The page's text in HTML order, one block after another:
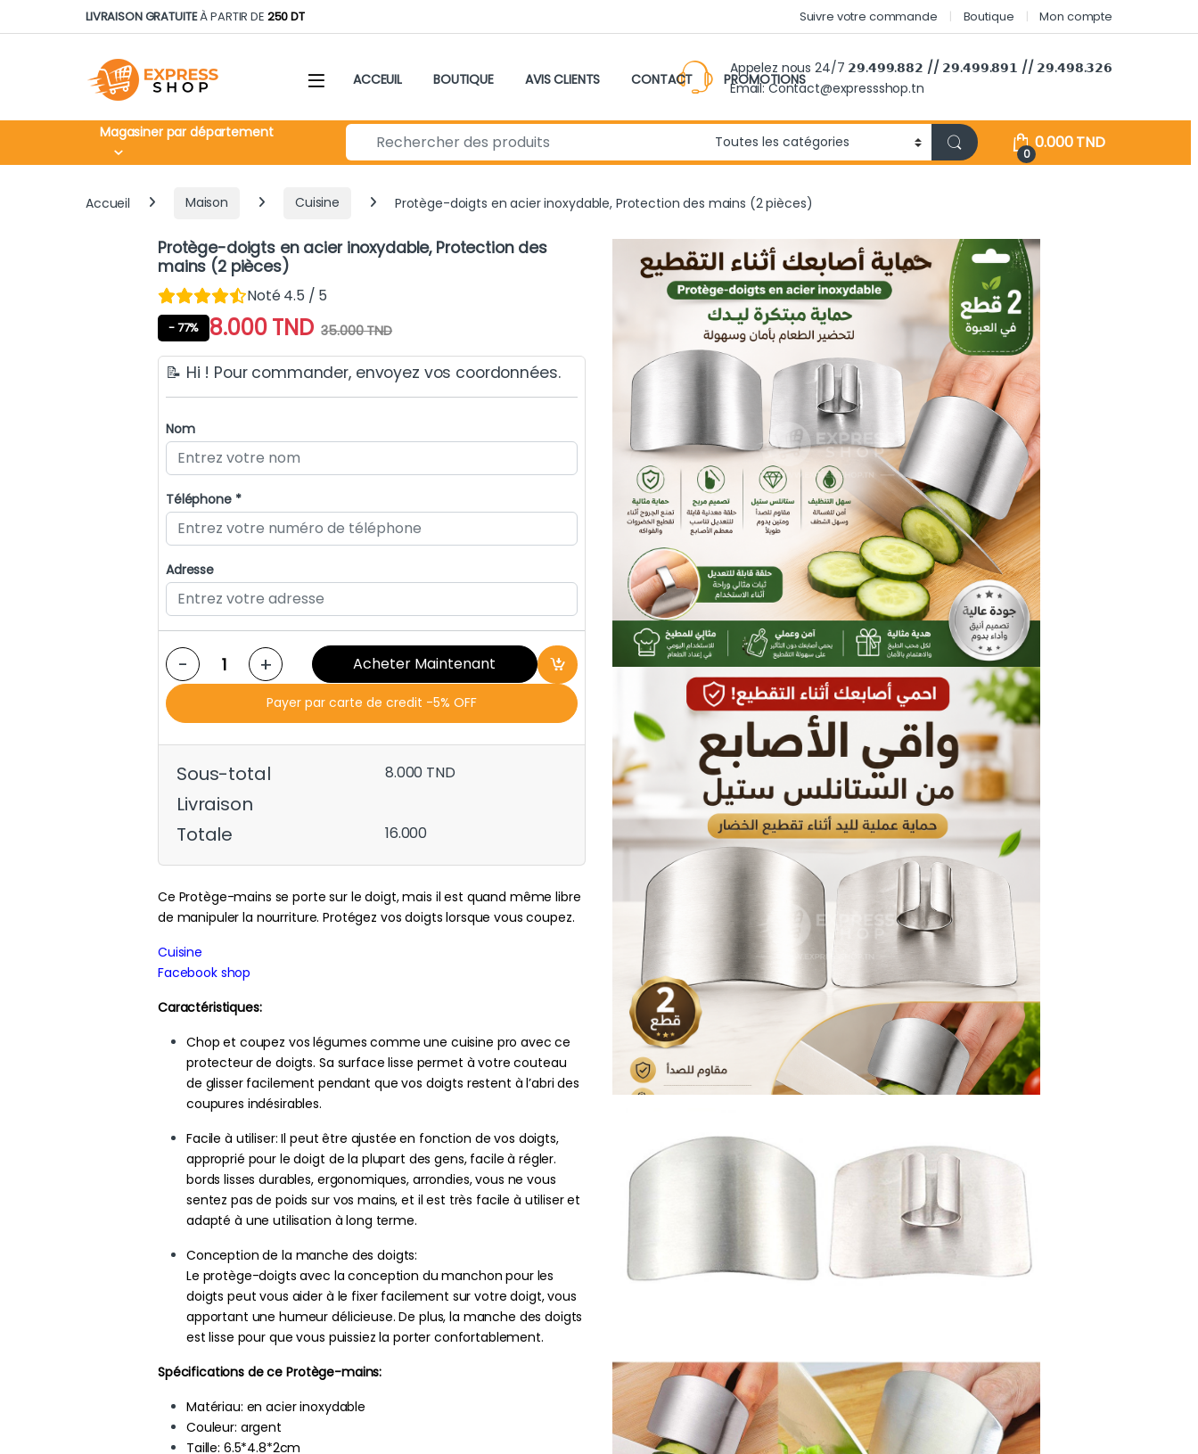
Skip to navigation
Skip to contentLIVRAISON GRATUITEÀ PARTIR DE 250 DT Suivre votre commande Boutique Mon compte
ACCEUIL BOUTIQUE AVIS CLIENTS CONTACT PROMOTIONS
Appelez nous 24/7 𝟮𝟵.𝟰𝟵𝟵.𝟴𝟴𝟮 // 𝟮𝟵.𝟰𝟵𝟵.𝟴𝟵𝟭 // 𝟮𝟵.𝟰𝟵𝟴.𝟯𝟮𝟲
Email: Contact@expressshop.tn
Magasiner par département Search for:
0
0.000TND
Accueil Maison Cuisine Protège-doigts en acier inoxydable, Protection des mains (2 pièces)
Protège-doigts en acier inoxydable, Protection des
mains (2 pièces)
Noté 4.5 / 5
- 77% 8.000TND 35.000TND
📝 Hi ! Pour commander, envoyez vos coordonnées.
Nom
Téléphone *
Adresse
- + Acheter Maintenant
Payer par carte de credit -5% OFF
Sous-total 8.000 TND
Livraison
Totale
16.000
Ce Protège-mains se porte sur le doigt, mais il est quand même libre
de manipuler la nourriture. Protégez vos doigts lorsque vous coupez.
Cuisine
Facebook shop
Caractéristiques:
Chop et coupez vos légumes comme une cuisine pro avec ce
protecteur de doigts. Sa surface lisse permet à votre couteau
de glisser facilement pendant que vos doigts restent à l’abri des
coupures indésirables.
Facile à utiliser: Il peut être ajustée en fonction de vos doigts,
approprié pour le doigt de la plupart des gens, facile à régler.
bords lisses durables, ergonomiques, arrondies, vous ne vous
sentez pas de poids sur vos mains, et il est très facile à utiliser et
adapté à une utilisation à long terme.
Conception de la manche des doigts:
Le protège-doigts avec la conception du manchon pour les
doigts peut vous aider à le fixer facilement sur votre doigt, vous
apportant une humeur délicieuse. De plus, la manche des doigts
est lisse pour que vous puissiez la porter confortablement.
Spécifications de ce Protège-mains:
Matériau: en acier inoxydable
Couleur: argent
Taille: 6.5*4.8*2cm